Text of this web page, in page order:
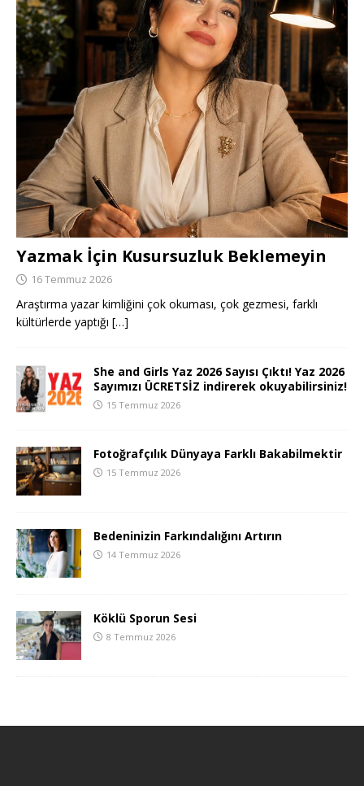
Yazmak İçin Kusursuzluk Beklemeyin
16 Temmuz 2026
Araştırma yazar kimliğini çok okuması, çok gezmesi, farklı
kültürlerde yaptığı […]
She and Girls Yaz 2026 Sayısı Çıktı! Yaz 2026
Sayımızı ÜCRETSİZ indirerek okuyabilirsiniz!
15 Temmuz 2026
Fotoğrafçılık Dünyaya Farklı Bakabilmektir
15 Temmuz 2026
Bedeninizin Farkındalığını Artırın
14 Temmuz 2026
Köklü Sporun Sesi
8 Temmuz 2026